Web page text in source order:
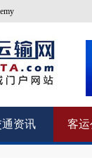
通资讯 客运